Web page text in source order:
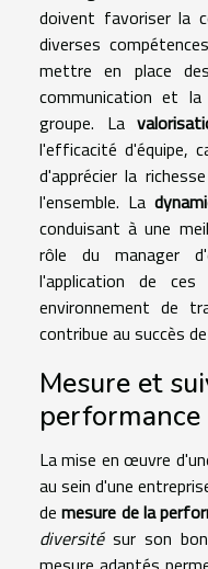
doivent favoriser la
diverses
mettre en place
communication et
groupe. La
l'efficacité d'équipe,
d'apprécier la
l'ensemble. La
conduisant à une
rôle du manager
l'application de
environnement de
contribue au succès
Mesure et
La mise en œuvre
au sein d'une
demesure de la
diversitésur son